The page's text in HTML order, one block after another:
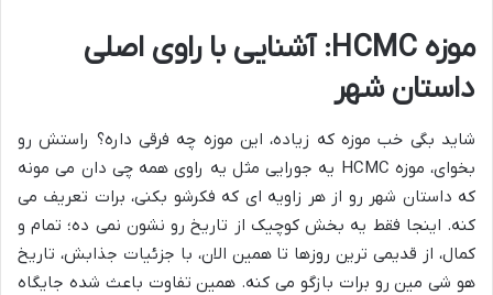
موزه HCMC: آشنایی با راوی اصلی
داستان شهر
شاید بگی خب موزه که زیاده، این موزه چه فرقی داره؟ راستش رو
بخوای، موزه HCMC یه جورایی مثل یه راوی همه چی دان می مونه
که داستان شهر رو از هر زاویه ای که فکرشو بکنی، برات تعریف می
کنه. اینجا فقط یه بخش کوچیک از تاریخ رو نشون نمی ده؛ تمام و
کمال، از قدیمی ترین روزها تا همین الان، با جزئیات جذابش، تاریخ
هو شی مین رو برات بازگو می کنه. همین تفاوت باعث شده جایگاه